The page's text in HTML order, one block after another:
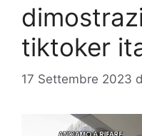
tiktoker
17 Settembre 2023